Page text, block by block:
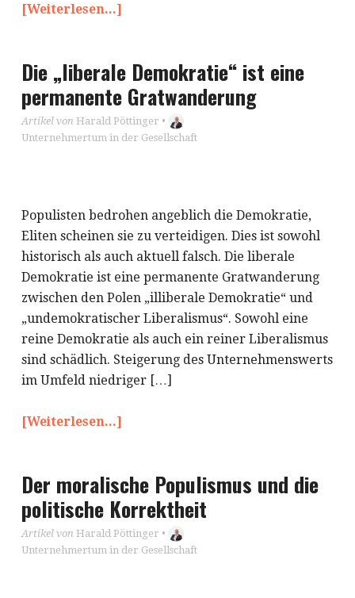
[Weiterlesen...]
Die „liberale Demokratie“ ist eine
permanente Gratwanderung
Artikel von Harald Pöttinger •
Unternehmertum in der Gesellschaft
Populisten bedrohen angeblich die Demokratie,
Eliten scheinen sie zu verteidigen. Dies ist sowohl
historisch als auch aktuell falsch. Die liberale
Demokratie ist eine permanente Gratwanderung
zwischen den Polen „illiberale Demokratie“ und
„undemokratischer Liberalismus“. Sowohl eine
reine Demokratie als auch ein reiner Liberalismus
sind schädlich. Steigerung des Unternehmenswerts
im Umfeld niedriger […]
[Weiterlesen...]
Der moralische Populismus und die
politische Korrektheit
Artikel von Harald Pöttinger •
Unternehmertum in der Gesellschaft